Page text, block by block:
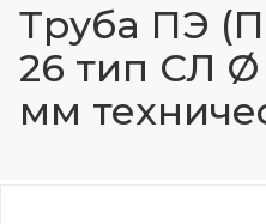
Труба ПЭ
26 тип СЛ Ø
мм